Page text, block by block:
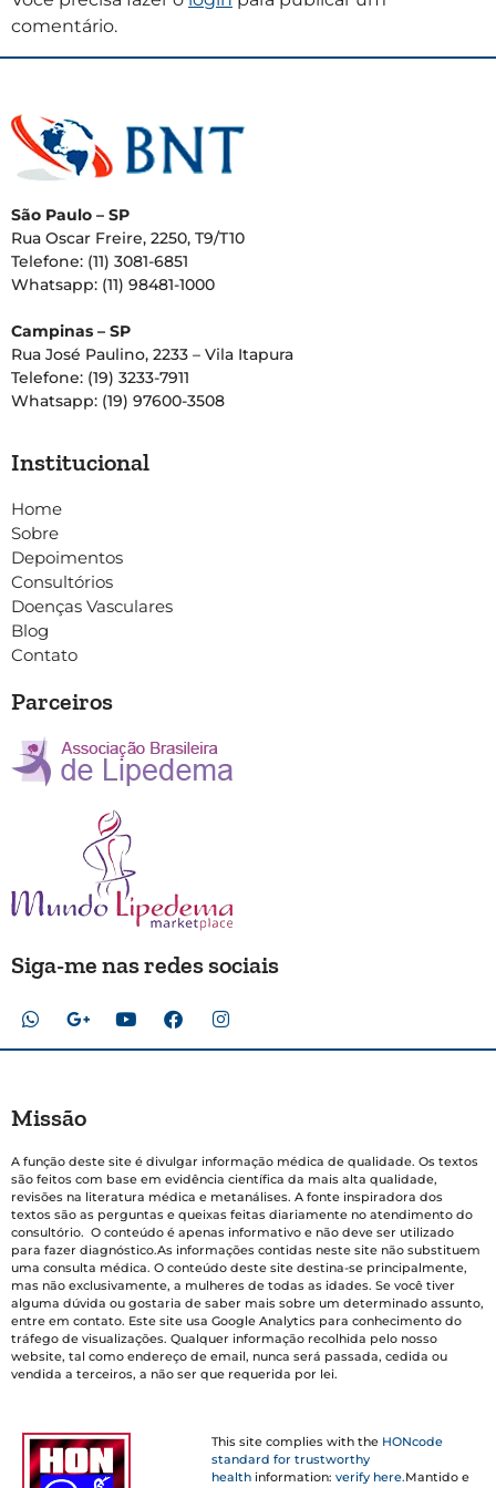
comentário.
São Paulo – SP
Rua Oscar Freire, 2250, T9/T10
Telefone: (11) 3081-6851
Whatsapp: (11) 98481-1000
Campinas – SP
Rua José Paulino, 2233 – Vila Itapura
Telefone: (19) 3233-7911
Whatsapp: (19) 97600-3508
Institucional
Home
Sobre
Depoimentos
Consultórios
Doenças Vasculares
Blog
Contato
Parceiros
Siga-me nas redes sociais
Missão
A função deste site é divulgar informação médica de qualidade. Os textos
são feitos com base em evidência científica da mais alta qualidade,
revisões na literatura médica e metanálises. A fonte inspiradora dos
textos são as perguntas e queixas feitas diariamente no atendimento do
consultório. O conteúdo é apenas informativo e não deve ser utilizado
para fazer diagnóstico.As informações contidas neste site não substituem
uma consulta médica. O conteúdo deste site destina-se principalmente,
mas não exclusivamente, a mulheres de todas as idades. Se você tiver
alguma dúvida ou gostaria de saber mais sobre um determinado assunto,
entre em contato. Este site usa Google Analytics para conhecimento do
tráfego de visualizações. Qualquer informação recolhida pelo nosso
website, tal como endereço de email, nunca será passada, cedida ou
vendida a terceiros, a não ser que requerida por lei.
This site complies with the HONcode
standard for trustworthy
health information:verify here.Mantido e